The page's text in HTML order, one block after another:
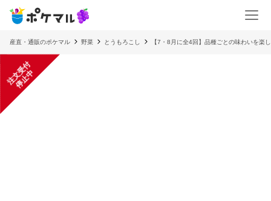
産直・通販のポケマル 野菜 とうもろこし 【7・8月に全4回】品種ごとの味わいを楽
注
文
受
付
停
止
中